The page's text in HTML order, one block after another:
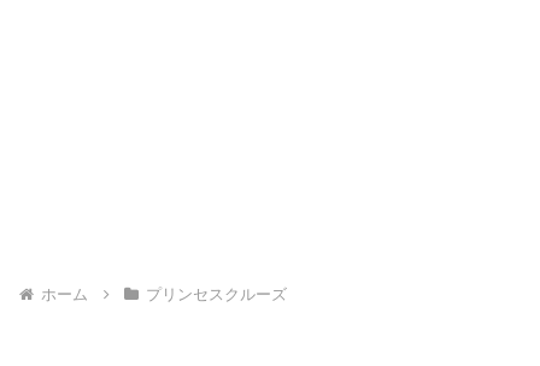
ホーム プリンセスクルーズ